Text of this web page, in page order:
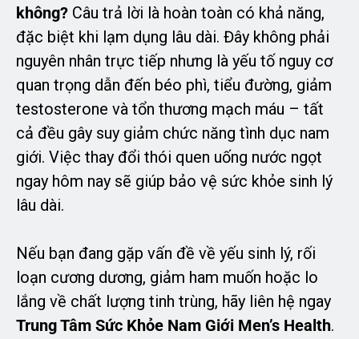
không? Câu trả lời là hoàn toàn có khả năng,
đặc biệt khi lạm dụng lâu dài. Đây không phải
nguyên nhân trực tiếp nhưng là yếu tố nguy cơ
quan trọng dẫn đến béo phì, tiểu đường, giảm
testosterone và tổn thương mạch máu – tất
cả đều gây suy giảm chức năng tình dục nam
giới. Việc thay đổi thói quen uống nước ngọt
ngay hôm nay sẽ giúp bảo vệ sức khỏe sinh lý
lâu dài.
Nếu bạn đang gặp vấn đề về yếu sinh lý, rối
loạn cương dương, giảm ham muốn hoặc lo
lắng về chất lượng tinh trùng, hãy liên hệ ngay
Trung Tâm Sức Khỏe Nam Giới Men’s Health.